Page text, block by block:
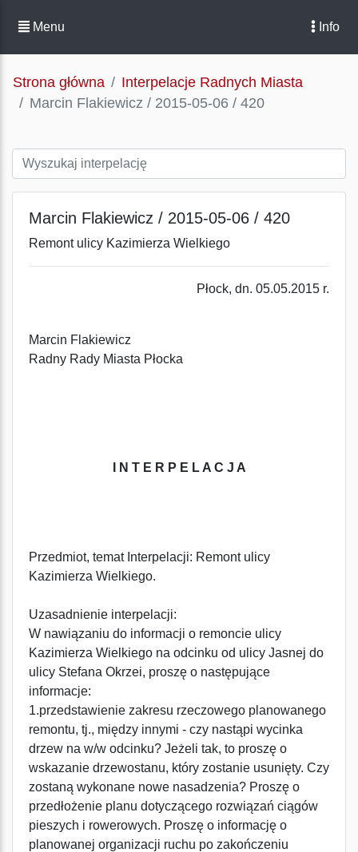
Menu Info
Strona główna
Interpelacje Radnych Miasta
Marcin Flakiewicz / 2015-05-06 / 420
Marcin Flakiewicz / 2015-05-06 / 420
Remont ulicy Kazimierza Wielkiego
Płock, dn. 05.05.2015 r.
Marcin Flakiewicz
Radny Rady Miasta Płocka
I N T E R P E L A C J A
Przedmiot, temat Interpelacji: Remont ulicy
Kazimierza Wielkiego.
Uzasadnienie interpelacji:
W nawiązaniu do informacji o remoncie ulicy
Kazimierza Wielkiego na odcinku od ulicy Jasnej do
ulicy Stefana Okrzei, proszę o następujące
informacje:
1.przedstawienie zakresu rzeczowego planowanego
remontu, tj., między innymi - czy nastąpi wycinka
drzew na w/w odcinku? Jeżeli tak, to proszę o
wskazanie drzewostanu, który zostanie usunięty. Czy
zostaną wykonane nowe nasadzenia? Proszę o
przedłożenie planu dotyczącego rozwiązań ciągów
pieszych i rowerowych. Proszę o informację o
planowanej organizacji ruchu po zakończeniu